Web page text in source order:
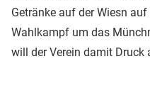
Getränke auf der Wiesn
Wahlkampf um das
will der Verein damit Druck